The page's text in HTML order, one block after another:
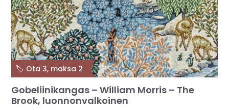
Gobeliinikangas – William Morris – The
Brook, luonnonvalkoinen
🏷️ Ota 3, maksa 2